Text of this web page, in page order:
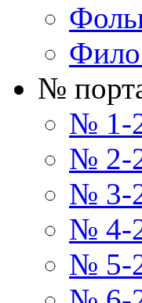
№
№ 1-
№ 2-
№ 3-
№ 4-
№ 5-